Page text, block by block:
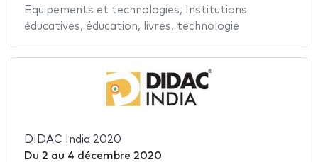
Equipements et technologies,
Institutions
éducatives, éducation, livres, technologie
DIDAC India 2020
Du 2 au 4 décembre 2020